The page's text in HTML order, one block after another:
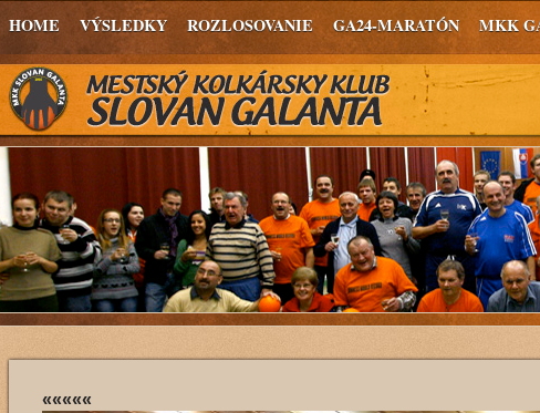
HOME VÝSLEDKY ROZLOSOVANIE GA24-MARATÓN MKK
«««««